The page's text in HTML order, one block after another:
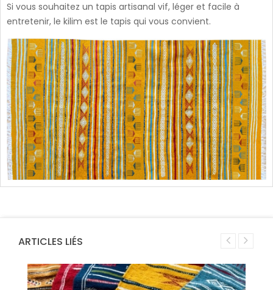
Si vous souhaitez un tapis artisanal vif, léger et facile à
entretenir, le kilim est le tapis qui vous convient.
ARTICLES LIÉS